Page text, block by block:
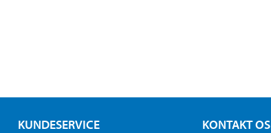
KUNDESERVICE KONTAKT OS